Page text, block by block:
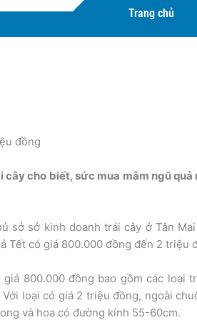
Trang chủ
đồng
cây cho biết, sức mua mâm ngũ
sở sở kinh doanh trái cây ở Tân
Tết có giá 800.000 đồng đến 2 triệu
giá 800.000 đồng bao gồm các loại
loại có giá 2 triệu đồng, ngoài
và hoa có đường kính 55-60cm.